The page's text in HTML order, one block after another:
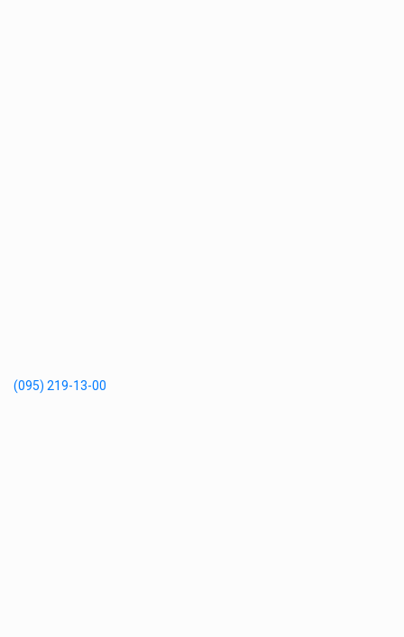
(095) 219-13-00